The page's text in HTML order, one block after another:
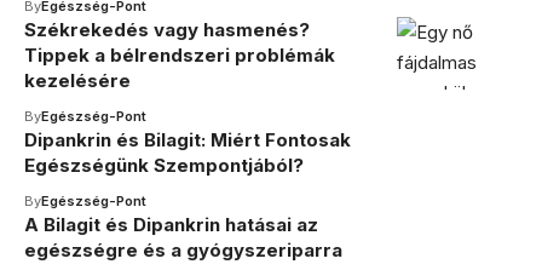
ByEgészség-Pont
Székrekedés vagy hasmenés?
Tippek a bélrendszeri problémák
kezelésére
ByEgészség-Pont
Dipankrin és Bilagit: Miért Fontosak
Egészségünk Szempontjából?
ByEgészség-Pont
A Bilagit és Dipankrin hatásai az
egészségre és a gyógyszeriparra